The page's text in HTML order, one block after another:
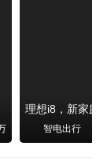
智电出行